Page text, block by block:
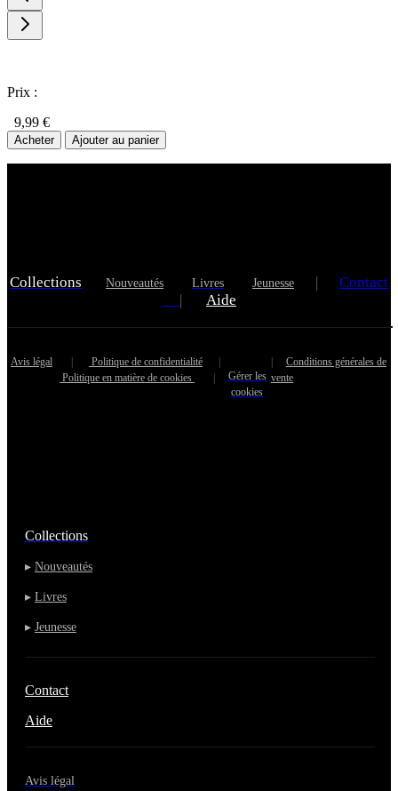
Prix :
9,99 €
Acheter Ajouter au panier
Collections Nouveautés Livres Jeunesse |
Contact
|
Aide
Avis légal | Politique de confidentialité
|
Politique en matière de cookies
|
Gérer les
cookies
| Conditions générales de
vente
Collections
▸ Nouveautés
▸ Livres
▸ Jeunesse
Contact
Aide
Avis légal